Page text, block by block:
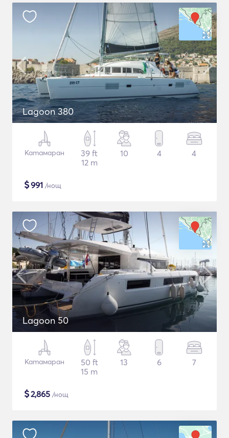
Lagoon 380
Катамаран
39 ft
12 m
10 4 4
$991 /нощ
Lagoon 50
Катамаран
50 ft
15 m
13 6 7
$2,865 /нощ